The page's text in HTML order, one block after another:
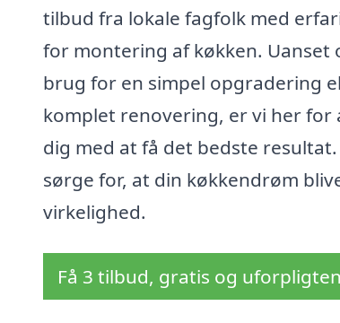
tilbud fra lokale fagfolk med
for montering af køkken. Uanset
brug for en simpel opgradering
komplet renovering, er vi her
dig med at få det bedste resultat.
sørge for, at din køkkendrøm
virkelighed.
Få 3 tilbud, gratis og